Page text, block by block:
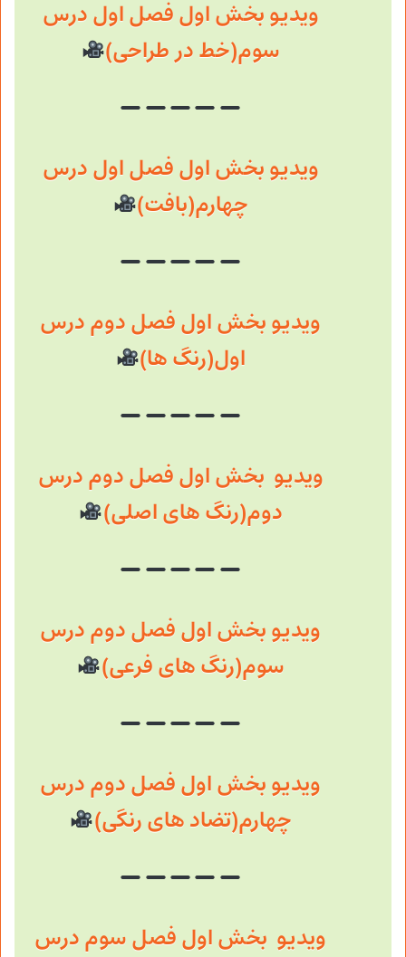
ویدیو بخش اول فصل اول درس
سوم(خط در طراحی)
ویدیو بخش اول فصل اول درس
چهارم(بافت)
ویدیو بخش اول فصل دوم درس
اول(رنگ ها)
ویدیو بخش اول فصل دوم درس
دوم(رنگ های اصلی)
ویدیو بخش اول فصل دوم درس
سوم(رنگ های فرعی)
ویدیو بخش اول فصل دوم درس
چهارم(تضاد های رنگی)
ویدیو بخش اول فصل سوم درس